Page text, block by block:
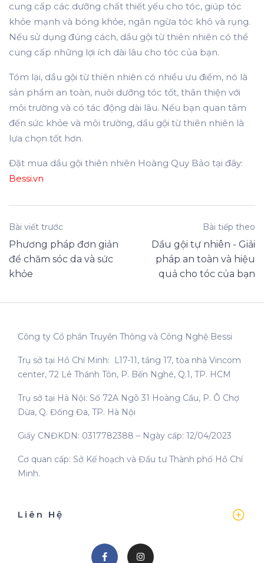
cung cấp các dưỡng chất thiết yếu cho tóc, giúp tóc
khỏe mạnh và bóng khỏe, ngăn ngừa tóc khô và rụng.
Nếu sử dụng đúng cách, dầu gội từ thiên nhiên có thể
cung cấp những lợi ích dài lâu cho tóc của bạn.
Tóm lại, dầu gội từ thiên nhiên có nhiều ưu điểm, nó là
sản phẩm an toàn, nuôi dưỡng tóc tốt, thân thiện với
môi trường và có tác động dài lâu. Nếu bạn quan tâm
đến sức khỏe và môi trường, dầu gội từ thiên nhiên là
lựa chọn tốt hơn.
Đặt mua dầu gội thiên nhiên Hoàng Quy Bảo tại đây:
Bessi.vn
Bài viết trước
Phương pháp đơn giản
để chăm sóc da và sức
khỏe
Bài tiếp theo
Dầu gội tự nhiên - Giải
pháp an toàn và hiệu
quả cho tóc của bạn
Liên Hệ
Công ty Cổ phần Truyền Thông và Công Nghệ Bessi
Trụ sở tại Hồ Chí Minh: L17-11, tầng 17, tòa nhà Vincom
center, 72 Lê Thánh Tôn, P. Bến Nghé, Q.1, TP. HCM
Trụ sở tại Hà Nội: Số 72A Ngõ 31 Hoàng Cầu, P. Ô Chợ
Dừa, Q. Đống Đa, TP. Hà Nội
Giấy CNĐKDN: 0317782388 – Ngày cấp: 12/04/2023
Cơ quan cấp: Sở Kế hoạch và Đầu tư Thành phố Hồ Chí
Minh.